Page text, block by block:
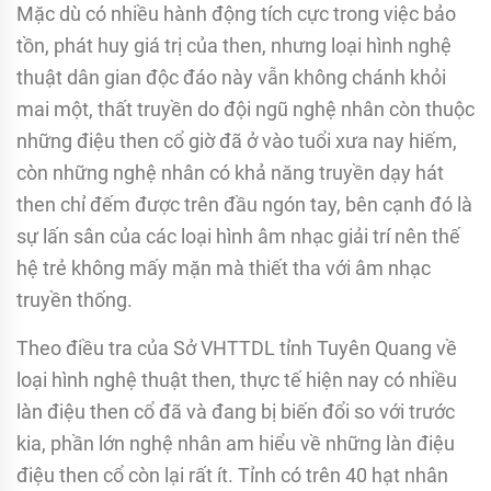
Mặc dù có nhiều hành động tích cực trong việc bảo
tồn, phát huy giá trị của then, nhưng loại hình nghệ
thuật dân gian độc đáo này vẫn không chánh khỏi
mai một, thất truyền do đội ngũ nghệ nhân còn thuộc
những điệu then cổ giờ đã ở vào tuổi xưa nay hiếm,
còn những nghệ nhân có khả năng truyền dạy hát
then chỉ đếm được trên đầu ngón tay, bên cạnh đó là
sự lấn sân của các loại hình âm nhạc giải trí nên thế
hệ trẻ không mấy mặn mà thiết tha với âm nhạc
truyền thống.
Theo điều tra của Sở VHTTDL tỉnh Tuyên Quang về
loại hình nghệ thuật then, thực tế hiện nay có nhiều
làn điệu then cổ đã và đang bị biến đổi so với trước
kia, phần lớn nghệ nhân am hiểu về những làn điệu
điệu then cổ còn lại rất ít. Tỉnh có trên 40 hạt nhân